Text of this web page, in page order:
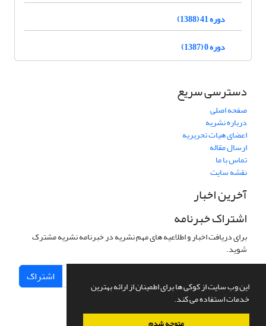
این وب سایت از کوکی ها برای اطمینان از ارائه بهترین
خدمات استفاده می کند.
دوره 41 (1388)
دوره 0 (1387)
دسترسی سریع
صفحه اصلی
درباره نشریه
اعضای هیات تحریریه
ارسال مقاله
تماس با ما
نقشه سایت
آخرین اخبار
اشتراک خبرنامه
برای دریافت اخبار و اطلاعیه های مهم نشریه در خبرنامه نشریه مشترک
شوید.
اشتراک